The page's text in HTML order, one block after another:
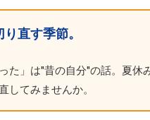
直す季節。
た」は"昔の自分"の話。夏休
してみませんか。